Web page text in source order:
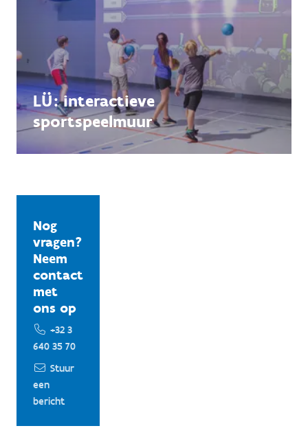
LÜ: interactieve
sportspeelmuur
Nog
vragen?
Neem
contact
met
ons op
+32 3
640 35 70
Stuur
een
bericht